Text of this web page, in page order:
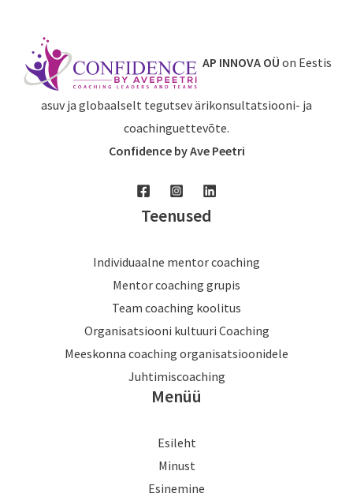
AP INNOVA OÜ on Eestis
asuv ja globaalselt tegutsev ärikonsultatsiooni- ja
coachinguettevõte.
Confidence by Ave Peetri
Teenused
Individuaalne mentor coaching
Mentor coaching grupis
Team coaching koolitus
Organisatsiooni kultuuri Coaching
Meeskonna coaching organisatsioonidele
Juhtimiscoaching
Menüü
Esileht
Minust
Esinemine